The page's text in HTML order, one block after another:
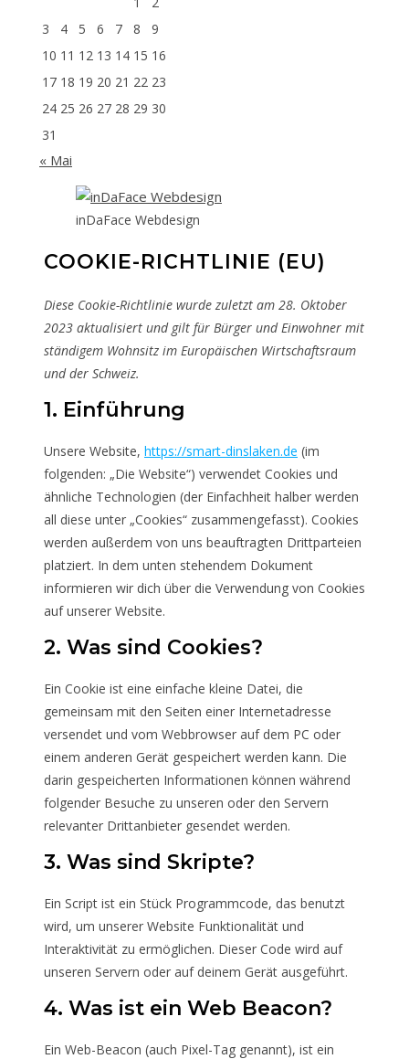
3
4 5 6 7 8
9
10 11 12 13 14 15 16
17 18 19 20 21 22 23
24 25 26 27 28 29 30
31
« Mai
inDaFace Webdesign
COOKIE-RICHTLINIE (EU)
Diese Cookie-Richtlinie wurde zuletzt am 28. Oktober
2023 aktualisiert und gilt für Bürger und Einwohner mit
ständigem Wohnsitz im Europäischen Wirtschaftsraum
und der Schweiz.
1. Einführung
Unsere Website, https://smart-dinslaken.de (im
folgenden: „Die Website“) verwendet Cookies und
ähnliche Technologien (der Einfachheit halber werden
all diese unter „Cookies“ zusammengefasst). Cookies
werden außerdem von uns beauftragten Drittparteien
platziert. In dem unten stehendem Dokument
informieren wir dich über die Verwendung von Cookies
auf unserer Website.
2. Was sind Cookies?
Ein Cookie ist eine einfache kleine Datei, die
gemeinsam mit den Seiten einer Internetadresse
versendet und vom Webbrowser auf dem PC oder
einem anderen Gerät gespeichert werden kann. Die
darin gespeicherten Informationen können während
folgender Besuche zu unseren oder den Servern
relevanter Drittanbieter gesendet werden.
3. Was sind Skripte?
Ein Script ist ein Stück Programmcode, das benutzt
wird, um unserer Website Funktionalität und
Interaktivität zu ermöglichen. Dieser Code wird auf
unseren Servern oder auf deinem Gerät ausgeführt.
4. Was ist ein Web Beacon?
Ein Web-Beacon (auch Pixel-Tag genannt), ist ein